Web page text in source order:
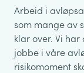
Arbeid i
som mange av
klar over. Vi
jobbe i våre
risikomoment